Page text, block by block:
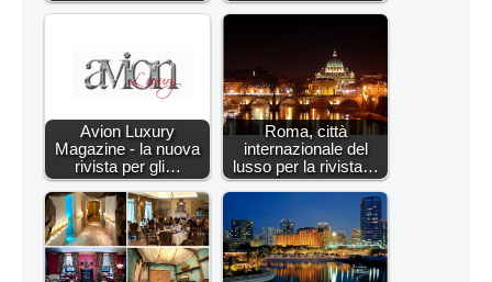
Avion Luxury
Magazine - la nuova
rivista per gli…
Roma, città
internazionale del
lusso per la rivista…